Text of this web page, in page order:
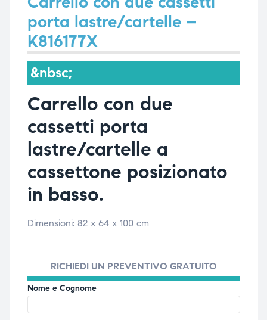
porta lastre/cartelle –
K816177X
&nbsc;
Carrello con due
cassetti porta
lastre/cartelle a
cassettone posizionato
in basso.
Dimensioni: 82 x 64 x 100 cm
RICHIEDI UN PREVENTIVO GRATUITO
Nome e Cognome